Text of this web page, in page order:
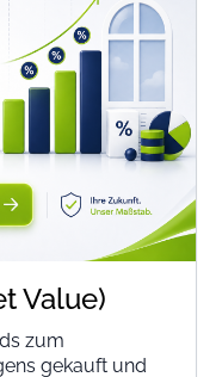
Value)
zum
gekauft und